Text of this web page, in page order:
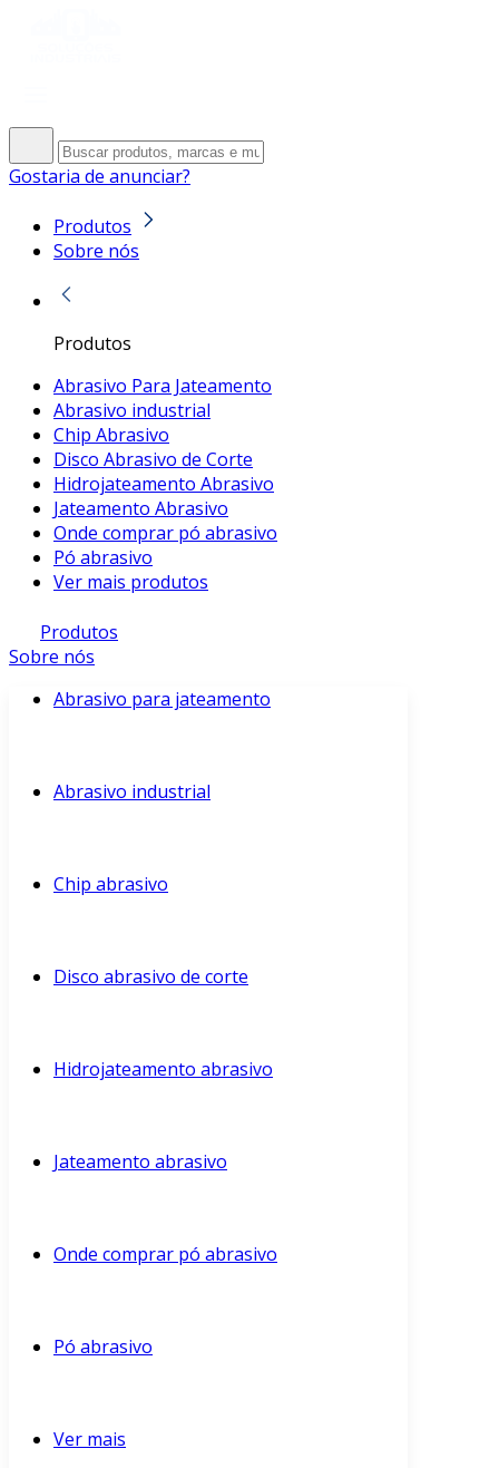
Gostaria de anunciar?
Produtos
Sobre nós
Produtos
Abrasivo Para Jateamento
Abrasivo industrial
Chip Abrasivo
Disco Abrasivo de Corte
Hidrojateamento Abrasivo
Jateamento Abrasivo
Onde comprar pó abrasivo
Pó abrasivo
Ver mais produtos
Produtos
Sobre nós
Abrasivo para jateamento
Abrasivo industrial
Chip abrasivo
Disco abrasivo de corte
Hidrojateamento abrasivo
Jateamento abrasivo
Onde comprar pó abrasivo
Pó abrasivo
Ver mais